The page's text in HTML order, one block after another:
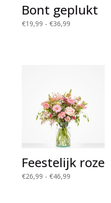
Bont geplukt
€19,99 - €36,99Prijsklasse:
Feestelijk roze
€26,99 - €46,99Prijsklasse: